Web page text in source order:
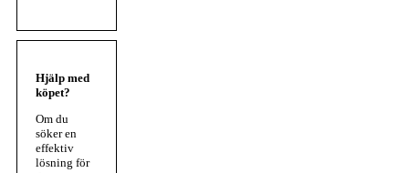
Hjälp med
köpet?
Om du
söker en
effektiv
lösning för